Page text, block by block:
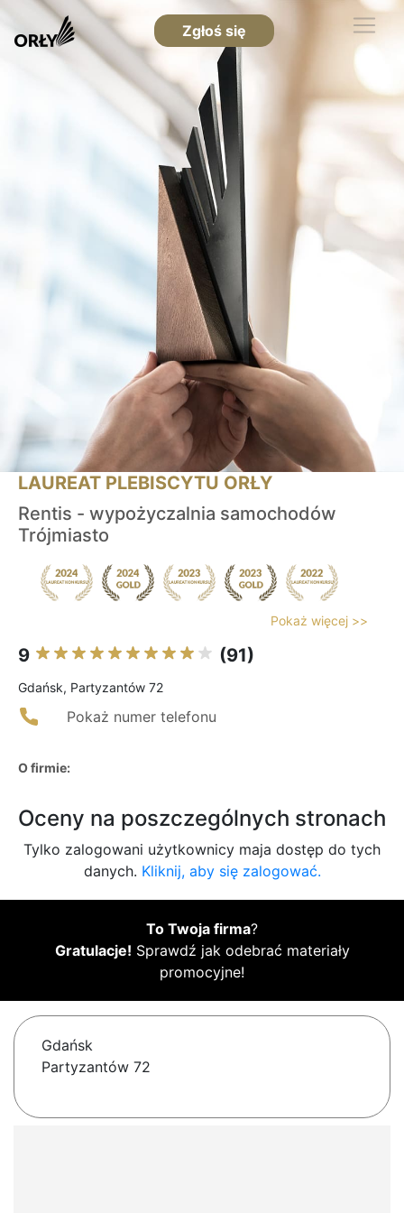
Zgłoś się
LAUREAT PLEBISCYTU ORŁY
Rentis - wypożyczalnia samochodów
Trójmiasto
Pokaż więcej >>
9 (91)
Gdańsk, Partyzantów 72
Pokaż numer telefonu
O firmie:
Oceny na poszczególnych stronach
Tylko zalogowani użytkownicy maja dostęp do tych
danych. Kliknij, aby się zalogować.
To Twoja firma?
Gratulacje! Sprawdź jak odebrać materiały
promocyjne!
Gdańsk
Partyzantów 72